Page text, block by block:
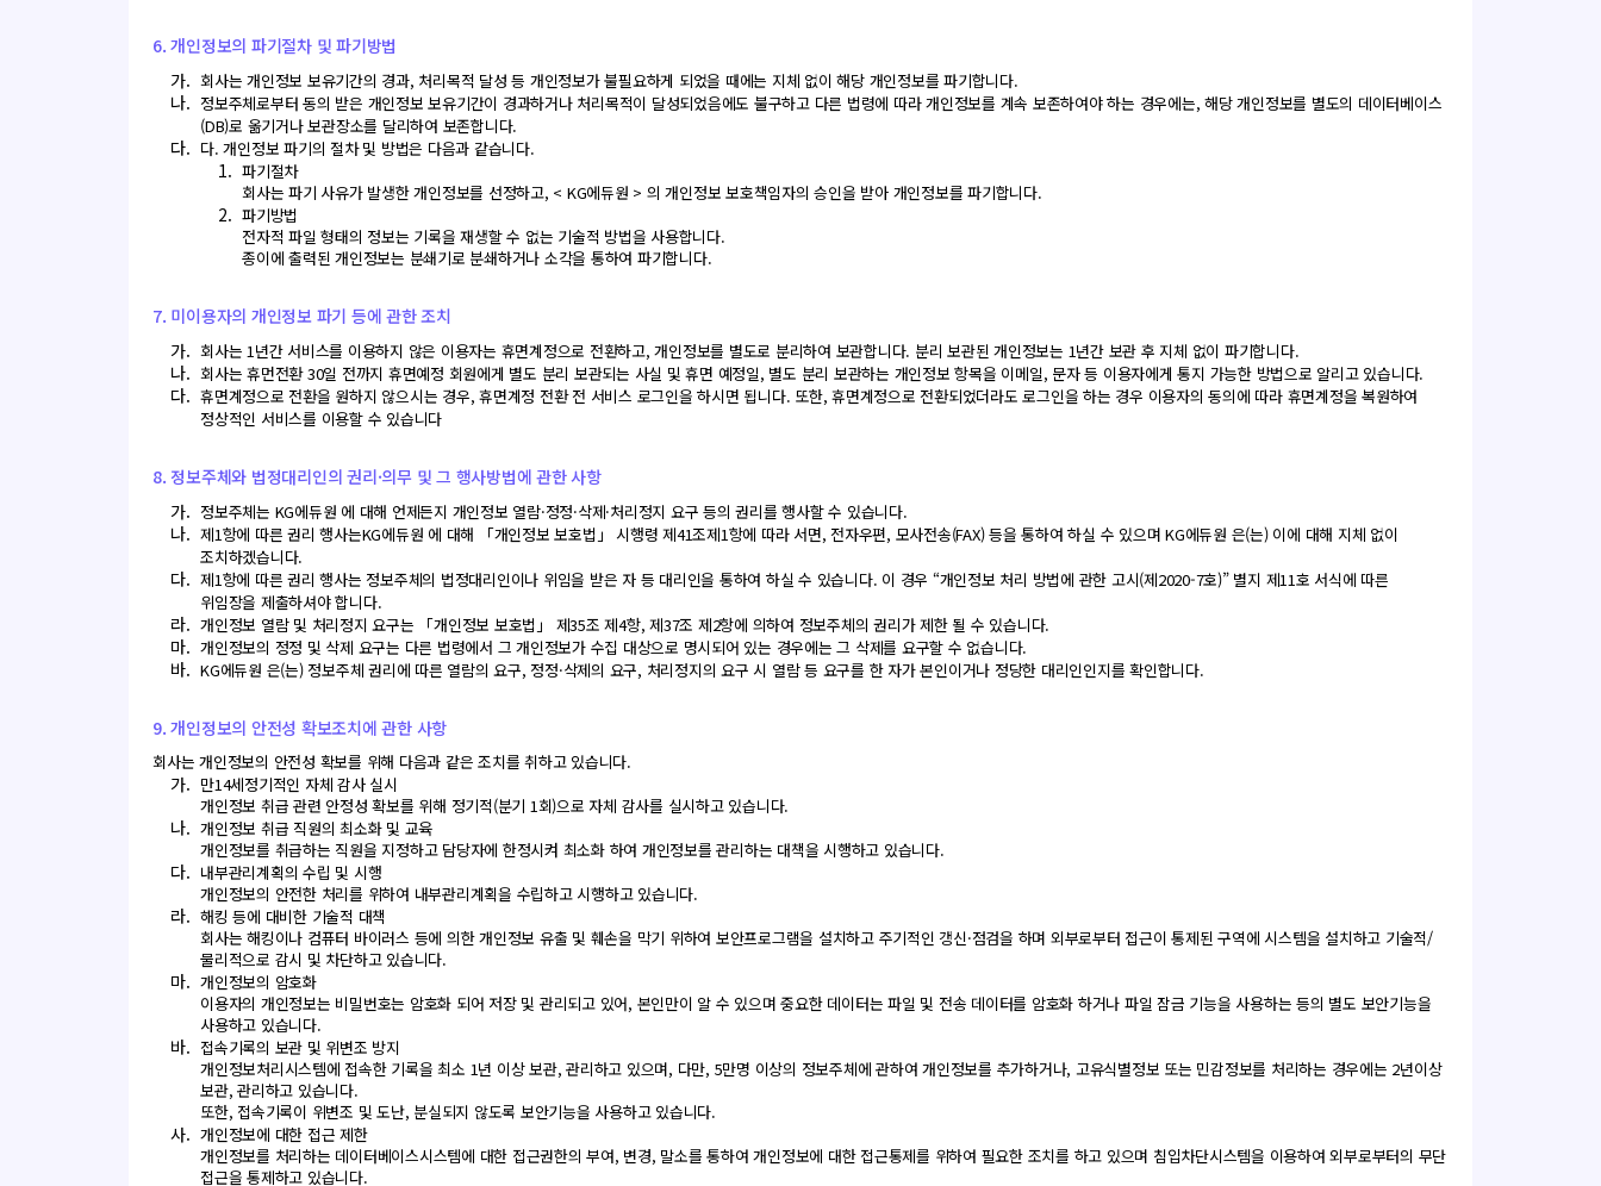
6. 개인정보의 파기절차 및 파기방법
가. 회사는 개인정보 보유기간의 경과, 처리목적 달성 등 개인정보가 불필요하게 되었을 때에는 지체 없이 해당 개인정보를 파기합니다.
나. 정보주체로부터 동의 받은 개인정보 보유기간이 경과하거나 처리목적이 달성되었음에도 불구하고 다른 법령에 따라 개인정보를 계속 보존하여야 하는 경우에는, 해당 개인정보를 별도의 데이터베이스
(DB)로 옮기거나 보관장소를 달리하여 보존합니다.
다. 다. 개인정보 파기의 절차 및 방법은 다음과 같습니다.
1. 파기절차
회사는 파기 사유가 발생한 개인정보를 선정하고, < KG에듀원 > 의 개인정보 보호책임자의 승인을 받아 개인정보를 파기합니다.
2. 파기방법
전자적 파일 형태의 정보는 기록을 재생할 수 없는 기술적 방법을 사용합니다.
종이에 출력된 개인정보는 분쇄기로 분쇄하거나 소각을 통하여 파기합니다.
7. 미이용자의 개인정보 파기 등에 관한 조치
가. 회사는 1년간 서비스를 이용하지 않은 이용자는 휴면계정으로 전환하고, 개인정보를 별도로 분리하여 보관합니다. 분리 보관된 개인정보는 1년간 보관 후 지체 없이 파기합니다.
나. 회사는 휴먼전환 30일 전까지 휴면예정 회원에게 별도 분리 보관되는 사실 및 휴면 예정일, 별도 분리 보관하는 개인정보 항목을 이메일, 문자 등 이용자에게 통지 가능한 방법으로 알리고 있습니다.
다. 휴면계정으로 전환을 원하지 않으시는 경우, 휴면계정 전환 전 서비스 로그인을 하시면 됩니다. 또한, 휴면계정으로 전환되었더라도 로그인을 하는 경우 이용자의 동의에 따라 휴면계정을 복원하여
정상적인 서비스를 이용할 수 있습니다
8. 정보주체와 법정대리인의 권리·의무 및 그 행사방법에 관한 사항
가. 정보주체는 KG에듀원 에 대해 언제든지 개인정보 열람·정정·삭제·처리정지 요구 등의 권리를 행사할 수 있습니다.
나. 제1항에 따른 권리 행사는KG에듀원 에 대해 「개인정보 보호법」 시행령 제41조제1항에 따라 서면, 전자우편, 모사전송(FAX) 등을 통하여 하실 수 있으며 KG에듀원 은(는) 이에 대해 지체 없이
조치하겠습니다.
다. 제1항에 따른 권리 행사는 정보주체의 법정대리인이나 위임을 받은 자 등 대리인을 통하여 하실 수 있습니다. 이 경우 “개인정보 처리 방법에 관한 고시(제2020-7호)” 별지 제11호 서식에 따른
위임장을 제출하셔야 합니다.
라. 개인정보 열람 및 처리정지 요구는 「개인정보 보호법」 제35조 제4항, 제37조 제2항에 의하여 정보주체의 권리가 제한 될 수 있습니다.
마. 개인정보의 정정 및 삭제 요구는 다른 법령에서 그 개인정보가 수집 대상으로 명시되어 있는 경우에는 그 삭제를 요구할 수 없습니다.
바. KG에듀원 은(는) 정보주체 권리에 따른 열람의 요구, 정정·삭제의 요구, 처리정지의 요구 시 열람 등 요구를 한 자가 본인이거나 정당한 대리인인지를 확인합니다.
9. 개인정보의 안전성 확보조치에 관한 사항
회사는 개인정보의 안전성 확보를 위해 다음과 같은 조치를 취하고 있습니다.
가. 만14세정기적인 자체 감사 실시
개인정보 취급 관련 안정성 확보를 위해 정기적(분기 1회)으로 자체 감사를 실시하고 있습니다.
나. 개인정보 취급 직원의 최소화 및 교육
개인정보를 취급하는 직원을 지정하고 담당자에 한정시켜 최소화 하여 개인정보를 관리하는 대책을 시행하고 있습니다.
다. 내부관리계획의 수립 및 시행
개인정보의 안전한 처리를 위하여 내부관리계획을 수립하고 시행하고 있습니다.
라. 해킹 등에 대비한 기술적 대책
회사는 해킹이나 컴퓨터 바이러스 등에 의한 개인정보 유출 및 훼손을 막기 위하여 보안프로그램을 설치하고 주기적인 갱신·점검을 하며 외부로부터 접근이 통제된 구역에 시스템을 설치하고 기술적/
물리적으로 감시 및 차단하고 있습니다.
마. 개인정보의 암호화
이용자의 개인정보는 비밀번호는 암호화 되어 저장 및 관리되고 있어, 본인만이 알 수 있으며 중요한 데이터는 파일 및 전송 데이터를 암호화 하거나 파일 잠금 기능을 사용하는 등의 별도 보안기능을
사용하고 있습니다.
바. 접속기록의 보관 및 위변조 방지
개인정보처리시스템에 접속한 기록을 최소 1년 이상 보관, 관리하고 있으며, 다만, 5만명 이상의 정보주체에 관하여 개인정보를 추가하거나, 고유식별정보 또는 민감정보를 처리하는 경우에는 2년이상
보관, 관리하고 있습니다.
또한, 접속기록이 위변조 및 도난, 분실되지 않도록 보안기능을 사용하고 있습니다.
사. 개인정보에 대한 접근 제한
개인정보를 처리하는 데이터베이스시스템에 대한 접근권한의 부여, 변경, 말소를 통하여 개인정보에 대한 접근통제를 위하여 필요한 조치를 하고 있으며 침입차단시스템을 이용하여 외부로부터의 무단
접근을 통제하고 있습니다.